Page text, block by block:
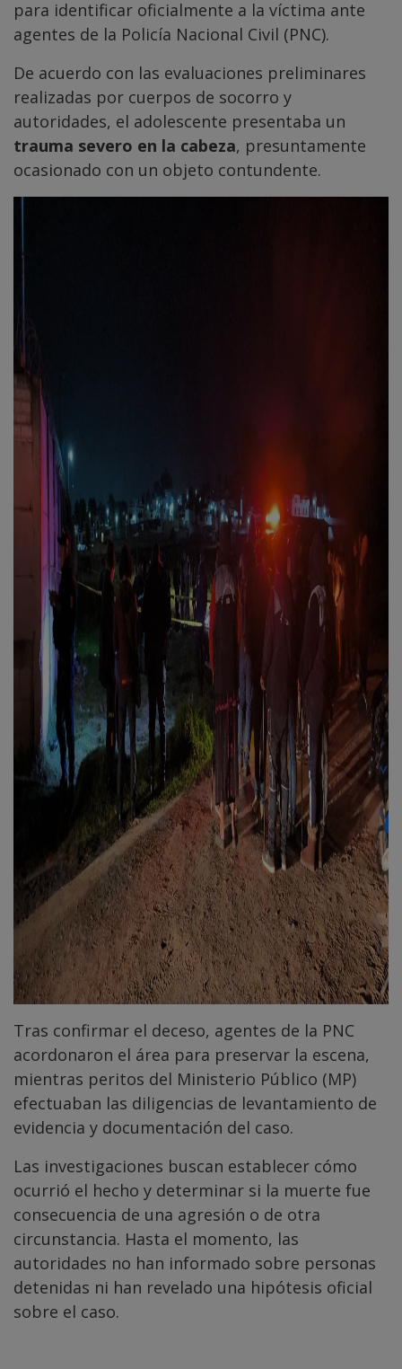
para identificar oficialmente a la víctima ante
agentes de la Policía Nacional Civil (PNC).
De acuerdo con las evaluaciones preliminares
realizadas por cuerpos de socorro y
autoridades, el adolescente presentaba un
trauma severo en la cabeza, presuntamente
ocasionado con un objeto contundente.
Tras confirmar el deceso, agentes de la PNC
acordonaron el área para preservar la escena,
mientras peritos del Ministerio Público (MP)
efectuaban las diligencias de levantamiento de
evidencia y documentación del caso.
Las investigaciones buscan establecer cómo
ocurrió el hecho y determinar si la muerte fue
consecuencia de una agresión o de otra
circunstancia. Hasta el momento, las
autoridades no han informado sobre personas
detenidas ni han revelado una hipótesis oficial
sobre el caso.